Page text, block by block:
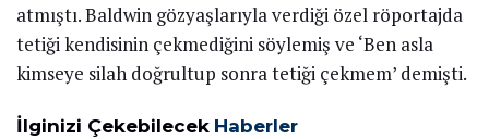
atmıştı. Baldwin gözyaşlarıyla verdiği özel röportajda
tetiği kendisinin çekmediğini söylemiş ve ‘Ben asla
kimseye silah doğrultup sonra tetiği çekmem’ demişti.
İlginizi Çekebilecek Haberler